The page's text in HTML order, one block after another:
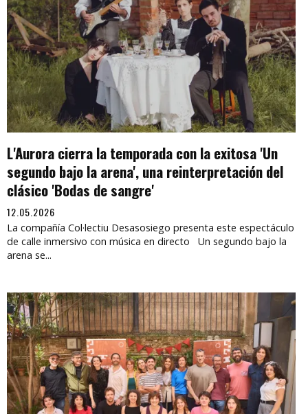
L'Aurora cierra la temporada con la exitosa 'Un
segundo bajo la arena', una reinterpretación del
clásico 'Bodas de sangre'
12.05.2026
La compañía Col·lectiu Desasosiego presenta este espectáculo
de calle inmersivo con música en directo Un segundo bajo la
arena se...